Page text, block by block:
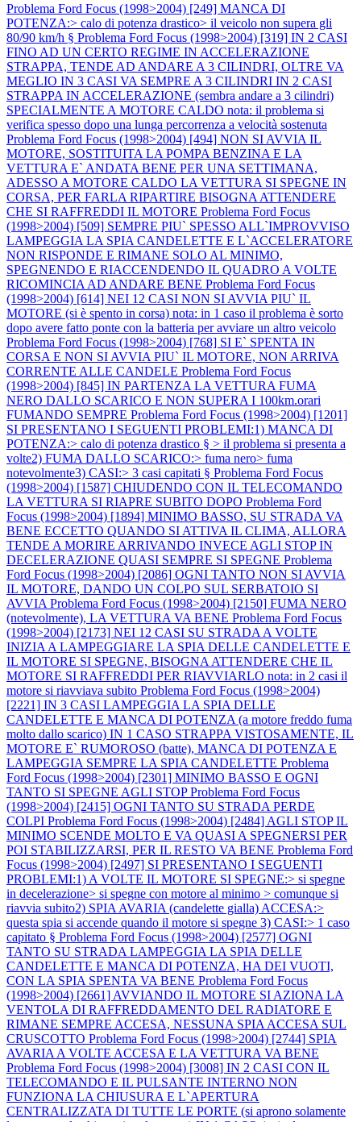
Problema Ford Focus (1998>2004) [249] MANCA DI
POTENZA:> calo di potenza drastico> il veicolo non supera gli
80/90 km/h § Problema Ford Focus (1998>2004) [319] IN 2 CASI
FINO AD UN CERTO REGIME IN ACCELERAZIONE
STRAPPA, TENDE AD ANDARE A 3 CILINDRI, OLTRE VA
MEGLIO IN 3 CASI VA SEMPRE A 3 CILINDRI IN 2 CASI
STRAPPA IN ACCELERAZIONE (sembra andare a 3 cilindri)
SPECIALMENTE A MOTORE CALDO nota: il problema si
verifica spesso dopo una lunga percorrenza a velocità sostenuta
Problema Ford Focus (1998>2004) [494] NON SI AVVIA IL
MOTORE, SOSTITUITA LA POMPA BENZINA E LA
VETTURA E` ANDATA BENE PER UNA SETTIMANA,
ADESSO A MOTORE CALDO LA VETTURA SI SPEGNE IN
CORSA, PER FARLA RIPARTIRE BISOGNA ATTENDERE
CHE SI RAFFREDDI IL MOTORE Problema Ford Focus
(1998>2004) [509] SEMPRE PIU` SPESSO ALL`IMPROVVISO
LAMPEGGIA LA SPIA CANDELETTE E L`ACCELERATORE
NON RISPONDE E RIMANE SOLO AL MINIMO,
SPEGNENDO E RIACCENDENDO IL QUADRO A VOLTE
RICOMINCIA AD ANDARE BENE Problema Ford Focus
(1998>2004) [614] NEI 12 CASI NON SI AVVIA PIU` IL
MOTORE (si è spento in corsa) nota: in 1 caso il problema è sorto
dopo avere fatto ponte con la batteria per avviare un altro veicolo
Problema Ford Focus (1998>2004) [768] SI E` SPENTA IN
CORSA E NON SI AVVIA PIU` IL MOTORE, NON ARRIVA
CORRENTE ALLE CANDELE Problema Ford Focus
(1998>2004) [845] IN PARTENZA LA VETTURA FUMA
NERO DALLO SCARICO E NON SUPERA I 100km.orari
FUMANDO SEMPRE Problema Ford Focus (1998>2004) [1201]
SI PRESENTANO I SEGUENTI PROBLEMI:1) MANCA DI
POTENZA:> calo di potenza drastico § > il problema si presenta a
volte2) FUMA DALLO SCARICO:> fuma nero> fuma
notevolmente3) CASI:> 3 casi capitati § Problema Ford Focus
(1998>2004) [1587] CHIUDENDO CON IL TELECOMANDO
LA VETTURA SI RIAPRE SUBITO DOPO Problema Ford
Focus (1998>2004) [1894] MINIMO BASSO, SU STRADA VA
BENE ECCETTO QUANDO SI ATTIVA IL CLIMA, ALLORA
TENDE A MORIRE ARRIVANDO INVECE AGLI STOP IN
DECELERAZIONE QUASI SEMPRE SI SPEGNE Problema
Ford Focus (1998>2004) [2086] OGNI TANTO NON SI AVVIA
IL MOTORE, DANDO UN COLPO SUL SERBATOIO SI
AVVIA Problema Ford Focus (1998>2004) [2150] FUMA NERO
(notevolmente), LA VETTURA VA BENE Problema Ford Focus
(1998>2004) [2173] NEI 12 CASI SU STRADA A VOLTE
INIZIA A LAMPEGGIARE LA SPIA DELLE CANDELETTE E
IL MOTORE SI SPEGNE, BISOGNA ATTENDERE CHE IL
MOTORE SI RAFFREDDI PER RIAVVIARLO nota: in 2 casi il
motore si riavviava subito Problema Ford Focus (1998>2004)
[2221] IN 3 CASI LAMPEGGIA LA SPIA DELLE
CANDELETTE E MANCA DI POTENZA (a motore freddo fuma
molto dallo scarico) IN 1 CASO STRAPPA VISTOSAMENTE, IL
MOTORE E` RUMOROSO (batte), MANCA DI POTENZA E
LAMPEGGIA SEMPRE LA SPIA CANDELETTE Problema
Ford Focus (1998>2004) [2301] MINIMO BASSO E OGNI
TANTO SI SPEGNE AGLI STOPProblema Ford Focus
(1998>2004) [2415] OGNI TANTO SU STRADA PERDE
COLPI Problema Ford Focus (1998>2004) [2484] AGLI STOP IL
MINIMO SCENDE MOLTO E VA QUASI A SPEGNERSI PER
POI STABILIZZARSI, PER IL RESTO VA BENE Problema Ford
Focus (1998>2004) [2497] SI PRESENTANO I SEGUENTI
PROBLEMI:1) A VOLTE IL MOTORE SI SPEGNE:> si spegne
in decelerazione> si spegne con motore al minimo > comunque si
riavvia subito2) SPIA AVARIA (candelette gialla) ACCESA:>
questa spia si accende quando il motore si spegne 3) CASI:> 1 caso
capitato § Problema Ford Focus (1998>2004) [2577] OGNI
TANTO SU STRADA LAMPEGGIA LA SPIA DELLE
CANDELETTE E MANCA DI POTENZA, HA DEI VUOTI,
CON LA SPIA SPENTA VA BENE Problema Ford Focus
(1998>2004) [2661] AVVIANDO IL MOTORE SI AZIONA LA
VENTOLA DI RAFFREDDAMENTO DEL RADIATORE E
RIMANE SEMPRE ACCESA, NESSUNA SPIA ACCESA SUL
CRUSCOTTO Problema Ford Focus (1998>2004) [2744] SPIA
AVARIA A VOLTE ACCESA E LA VETTURA VA BENE
Problema Ford Focus (1998>2004) [3008] IN 2 CASI CON IL
TELECOMANDO E IL PULSANTE INTERNO NON
FUNZIONA LA CHIUSURA E L`APERTURA
CENTRALIZZATA DI TUTTE LE PORTE (si aprono solamente